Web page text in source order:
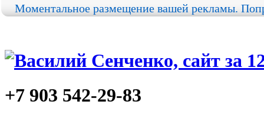
Моментальное размещение вашей рекламы.
+7 903 542-29-83